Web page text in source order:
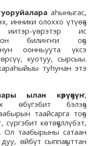
аһыныгас,
инники олоххо үтүөҕэ
иитэр-үөрэтэр ис
билиҥҥи оҕо
оонньуута үксэ
куотуу, сырсыы.
туһунан этэ
ылан көрүөҕүҥ,
өбүгэбит бэлэҕэ
таайсарга тоҕо
көтөҕүллүбэт,
Ол таабырыны сатаан
өйбүт сыппаҕыттан